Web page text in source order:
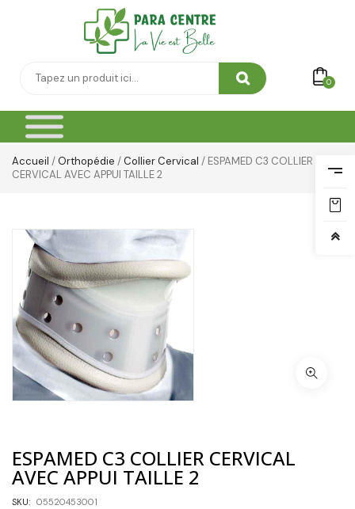
0
Accueil / Orthopédie /Collier Cervical / ESPAMED C3 COLLIER
CERVICAL AVEC APPUI TAILLE 2
ESPAMED C3 COLLIER CERVICAL
AVEC APPUI TAILLE 2
SKU: 05520453001